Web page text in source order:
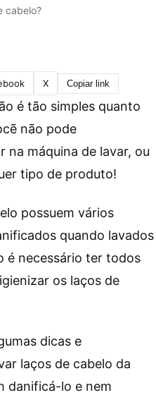
cabelo?
X Copiar link
é tão simples quanto
não pode
na máquina de lavar, ou
tipo de produto!
possuem vários
quando lavados
é necessário ter todos
os laços de
dicas e
laços de cabelo da
danificá-lo e nem